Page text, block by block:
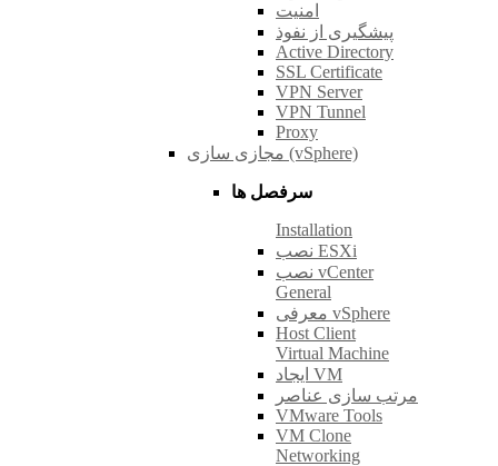
امنیت
پیشگیری از نفوذ
Active Directory
SSL Certificate
VPN Server
VPN Tunnel
Proxy
مجازی سازی (vSphere)
سرفصل ها
Installation
نصب ESXi
نصب vCenter
General
معرفی vSphere
Host Client
Virtual Machine
ایجاد VM
مرتب سازی عناصر
VMware Tools
VM Clone
Networking